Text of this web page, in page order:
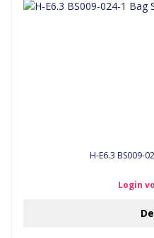
H-E6.3 BS009-
Login